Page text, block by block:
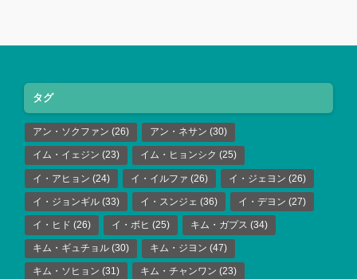
タグ
アン・ソクファン (26) アン・ネサン (30)
イム・イェジン (23) イム・ヒョンシク (25)
イ・アヒョン (24) イ・イルファ (26) イ・ジェヨン (26)
イ・ジョンギル (33) イ・スンジェ (36) イ・デヨン (27)
イ・ヒド (26) イ・ボヒ (25) キム・ガプス (34)
キム・ギュチョル (30) キム・ジヨン (47)
キム・ソヒョン (31) キム・チャンワン (23)